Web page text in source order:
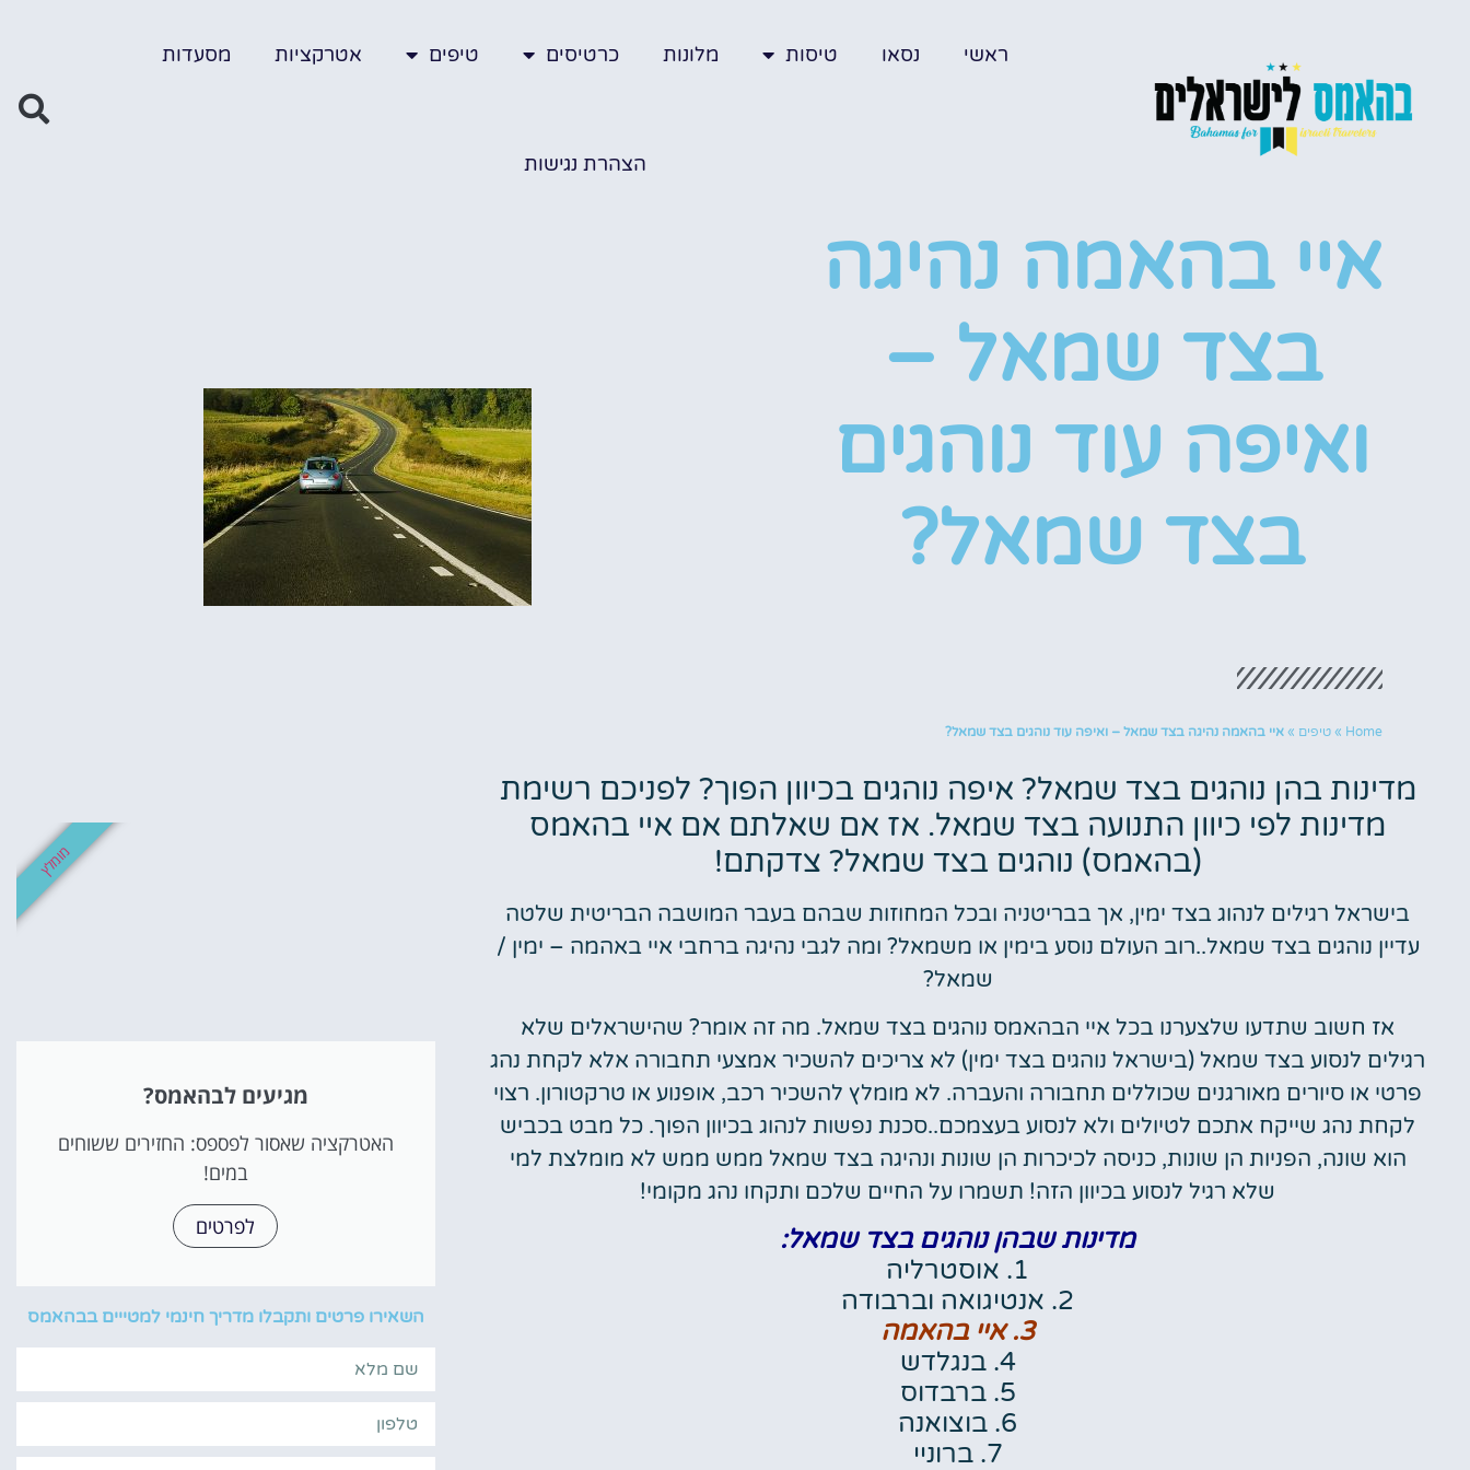
ראשי נסאו טיסות מלונות כרטיסים טיפים אטרקציות מסעדות
הצהרת נגישות
איי בהאמה נהיגה
בצד שמאל –
ואיפה עוד נוהגים
בצד שמאל?
Home
» טיפים » איי בהאמה נהיגה בצד שמאל – ואיפה עוד נוהגים בצד שמאל?
מדינות בהן נוהגים בצד שמאל? איפה נוהגים בכיוון הפוך? לפניכם רשימת
מדינות לפי כיוון התנועה בצד שמאל. אז אם שאלתם אם איי בהאמס
(בהאמס) נוהגים בצד שמאל? צדקתם!
בישראל רגילים לנהוג בצד ימין, אך בבריטניה ובכל המחוזות שבהם בעבר המושבה הבריטית שלטה
עדיין נוהגים בצד שמאל..רוב העולם נוסע בימין או משמאל? ומה לגבי נהיגה ברחבי איי באהמה – ימין /
שמאל?
אז חשוב שתדעו שלצערנו בכל איי הבהאמס נוהגים בצד שמאל. מה זה אומר? שהישראלים שלא
רגילים לנסוע בצד שמאל (בישראל נוהגים בצד ימין) לא צריכים להשכיר אמצעי תחבורה אלא לקחת נהג
פרטי או סיורים מאורגנים שכוללים תחבורה והעברה. לא מומלץ להשכיר רכב, אופנוע או טרקטורון. רצוי
לקחת נהג שייקח אתכם לטיולים ולא לנסוע בעצמכם..סכנת נפשות לנהוג בכיוון הפוך. כל מבט בכביש
הוא שונה, הפניות הן שונות, כניסה לכיכרות הן שונות ונהיגה בצד שמאל ממש ממש לא מומלצת למי
שלא רגיל לנסוע בכיוון הזה! תשמרו על החיים שלכם ותקחו נהג מקומי!
מדינות שבהן נוהגים בצד שמאל:
1. אוסטרליה
2. אנטיגואה וברבודה
3. איי בהאמה
4. בנגלדש
5. ברבדוס
6. בוצואנה
7. ברוניי
מגיעים לבהאמס?
האטרקציה שאסור לפספס: החזירים ששוחים
במים!
לפרטים
מומלץ
השאירו פרטים ותקבלו מדריך חינמי למטייים בבהאמס